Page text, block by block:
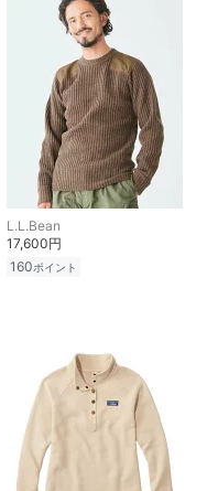
L.L.Bean
17,600円
160ポイント